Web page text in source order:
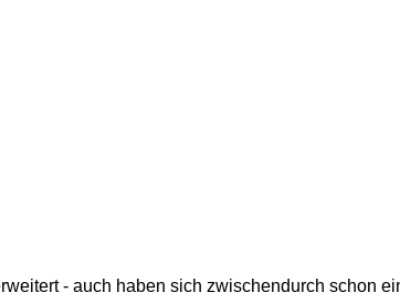
- auch haben sich zwischendurch schon